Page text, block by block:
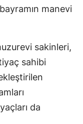
manevi
sakinleri,
sahibi
da